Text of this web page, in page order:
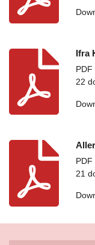
Ifra
PDF
22
PDF
21